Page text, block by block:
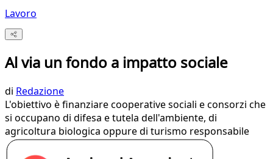
Lavoro
Al via un fondo a impatto sociale
di Redazione
L'obiettivo è finanziare cooperative sociali e consorzi che
si occupano di difesa e tutela dell'ambiente, di
agricoltura biologica oppure di turismo responsabile